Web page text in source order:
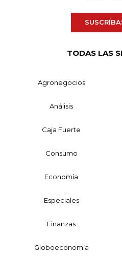
TODAS LAS
Agronegocios
Análisis
Caja Fuerte
Consumo
Economía
Especiales
Finanzas
Globoeconomía